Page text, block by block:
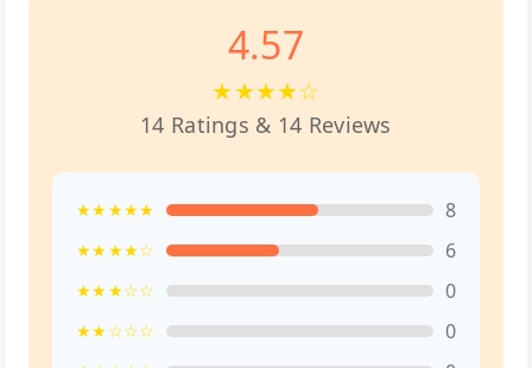
4.57
★★★★☆
14 Ratings & 14 Reviews
★★★★★ 8
★★★★☆ 6
★★★☆☆ 0
★★☆☆☆ 0